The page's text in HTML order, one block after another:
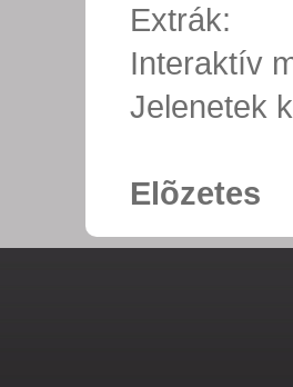
Extrák:
Interaktív
Jelenetek
Elõzetes